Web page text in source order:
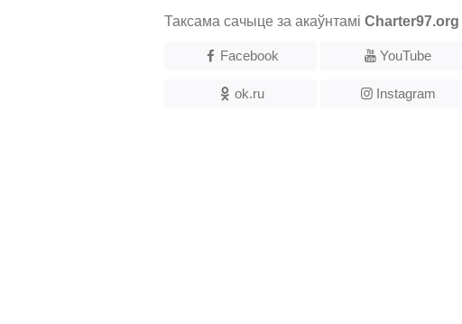
Таксама сачыце за акаўнтамі Charter97.org
Facebook YouTube
ok.ru Instagram